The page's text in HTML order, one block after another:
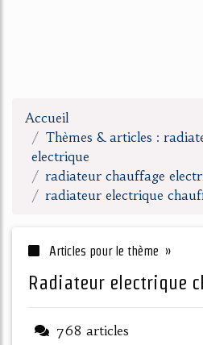
Accueil
Thèmes & articles :
electrique
radiateur chauffage
radiateur electrique
Articles pour le thème »
radiateur electrique
768 articles